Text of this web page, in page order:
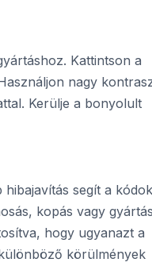
Kattintson a
nagy
Kerülje a bonyolult
segít a
kopás vagy
hogy ugyanazt a
körülmények